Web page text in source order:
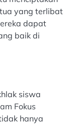
yang terlibat
dapat
baik di
siswa
Fokus
hanya